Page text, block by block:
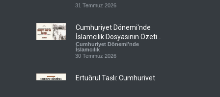
Zindanlarında Ağır Tecrit
31 Temmuz 2026
Cumhuriyet Dönemi'nde
İslamcılık Dosyasının Özeti
Sizlerle!
Cumhuriyet Dönemi'nde
İslamcılık
30 Temmuz 2026
Ertuğrul Taşlı: Cumhuriyet